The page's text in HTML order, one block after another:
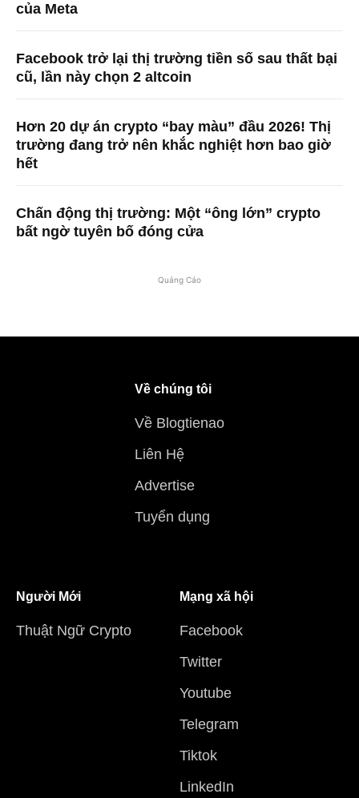
của Meta
Facebook trở lại thị trường tiền số sau thất bại
cũ, lần này chọn 2 altcoin
Hơn 20 dự án crypto “bay màu” đầu 2026! Thị
trường đang trở nên khắc nghiệt hơn bao giờ
hết
Chấn động thị trường: Một “ông lớn” crypto
bất ngờ tuyên bố đóng cửa
Quảng Cáo
Về chúng tôi
Về Blogtienao
Liên Hệ
Advertise
Tuyển dụng
Người Mới
Thuật Ngữ Crypto
Mạng xã hội
Facebook
Twitter
Youtube
Telegram
Tiktok
LinkedIn